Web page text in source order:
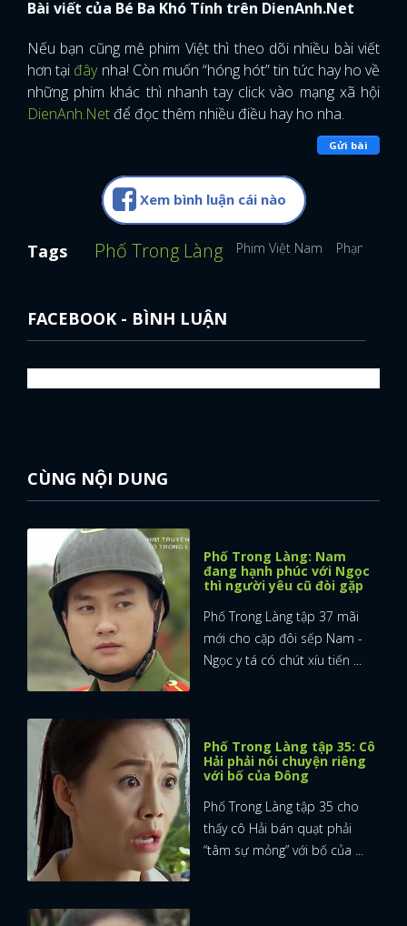
Bài viết của Bé Ba Khó Tính trên DienAnh.Net
Nếu bạn cũng mê phim Việt thì theo dõi nhiều bài viết
hơn tại đâynha! Còn muốn “hóng hót” tin tức hay ho về
những phim khác thì nhanh tay click vào mạng xã hội
DienAnh.Net để đọc thêm nhiều điều hay ho nha.
Gửi bài
Xem bình luận cái nào
Tags Phố Trong Làng Phim Việt Nam Phạm Anh
FACEBOOK - BÌNH LUẬN
CÙNG NỘI DUNG
Phố Trong Làng: Nam
đang hạnh phúc với Ngọc
thì người yêu cũ đòi gặp
Phố Trong Làng tập 37 mãi
mới cho cặp đôi sếp Nam -
Ngọc y tá có chút xíu tiến ...
Phố Trong Làng tập 35: Cô
Hải phải nói chuyện riêng
với bố của Đông
Phố Trong Làng tập 35 cho
thấy cô Hải bán quạt phải
“tâm sự mỏng” với bố của ...